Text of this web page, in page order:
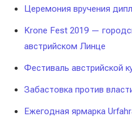
Церемония вручения
Krone Fest 2019 —
австрийском Линце
Фестиваль австрийской
Забастовка против
Ежегодная ярмарка